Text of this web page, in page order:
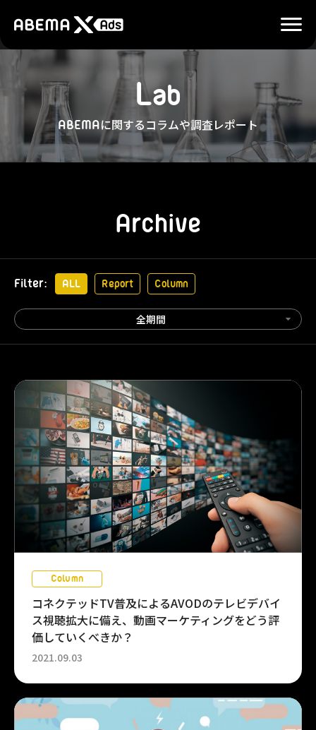
Lab
ABEMAに関するコラムや調査レポート
Archive
Filter ALL Report Column
全期間
Column
コネクテッドTV普及によるAVODのテレビデバイ
ス視聴拡大に備え、動画マーケティングをどう評
価していくべきか？
2021.09.03